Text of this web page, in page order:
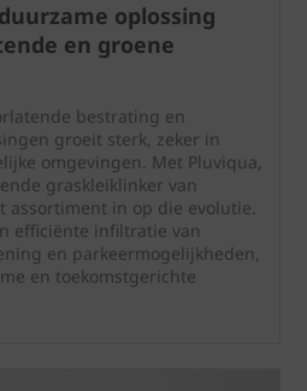
oplossing
en groene
bestrating en
groeit sterk, zeker in
omgevingen. Met Pluviqua,
graskleiklinker van
assortiment in op die evolutie.
efficiënte infiltratie van
en parkeermogelijkheden,
en toekomstgerichte